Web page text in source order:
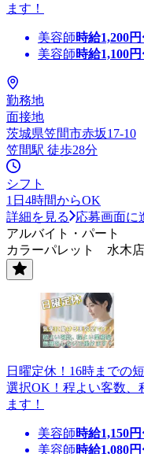
ます！
美容師時給1,200
美容師時給1,100
勤務地
面接地
茨城県笠間市赤坂17-10
笠間駅 徒歩28分
シフト
1日4時間からOK
詳細を見る
応募画面に
アルバイト・パート
カラーパレット 水木店
日曜定休！16時までの
選択OK！程よい客数、
ます！
美容師時給1,150
美容師時給1,080